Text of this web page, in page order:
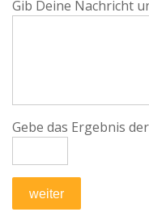
Gib Deine Nachricht
Gebe das Ergebnis